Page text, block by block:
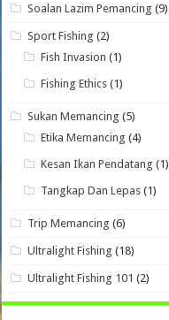
Soalan Lazim Pemancing (9)
Sport Fishing (2)
Fish Invasion (1)
Fishing Ethics (1)
Sukan Memancing (5)
Etika Memancing (4)
Kesan Ikan Pendatang (1)
Tangkap Dan Lepas (1)
Trip Memancing (6)
Ultralight Fishing (18)
Ultralight Fishing 101 (2)